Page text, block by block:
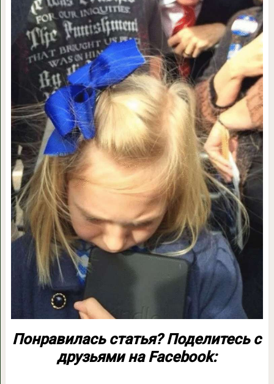
Понравилась статья? Поделитесь с
друзьями на Facebook: